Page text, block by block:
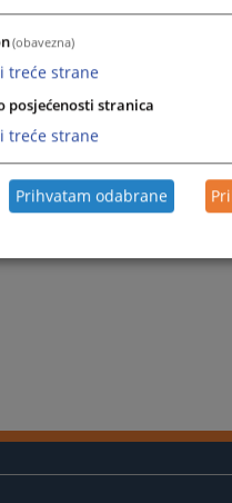
(obavezna)
treće strane
posjećenosti stranica
treće strane
Prihvatam odabrane